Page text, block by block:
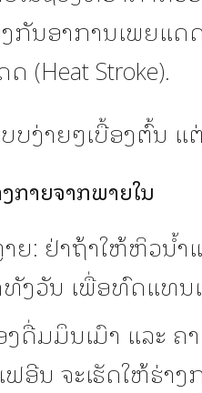
ກັນອາການເພຍແດດ
(Heat Stroke).
ງ່າຍໆເບື້ອງຕົ້ນ ແ
ກາຍຈາກພາຍໃນ
ຍ: ຢ່າຖ້າໃຫ້ຫິວນ້ຳ
ງວັນ ເພື່ອທົດແທນ
ງດື່ມມຶນເມົາ ແລະ
ອີນ ຈະເຮັດໃຫ້ຮ່າງ